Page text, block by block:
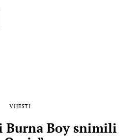
VIJESTI
Burna Boy snimili